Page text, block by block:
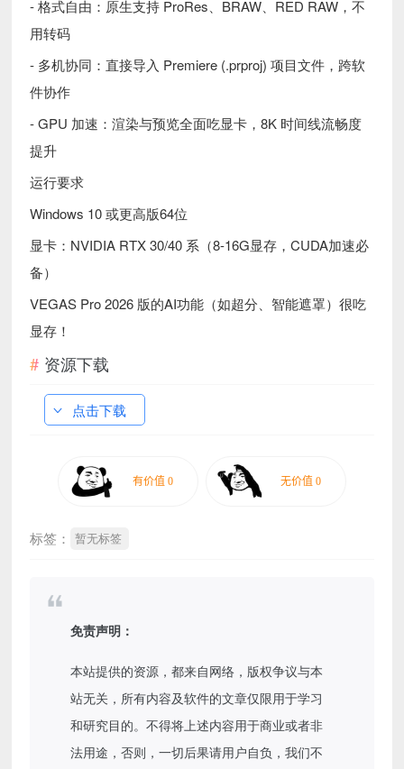
- 格式自由：原生支持 ProRes、BRAW、RED RAW，不
用转码
- 多机协同：直接导入 Premiere (.prproj) 项目文件，跨软
件协作
- GPU 加速：渲染与预览全面吃显卡，8K 时间线流畅度
提升
运行要求
Windows 10 或更高版64位
显卡：NVIDIA RTX 30/40 系（8-16G显存，CUDA加速必
备）
VEGAS Pro 2026 版的AI功能（如超分、智能遮罩）很吃
显存！
资源下载
点击下载
标签： 暂无标签
免责声明：
本站提供的资源，都来自网络，版权争议与本
站无关，所有内容及软件的文章仅限用于学习
和研究目的。不得将上述内容用于商业或者非
法用途，否则，一切后果请用户自负，我们不